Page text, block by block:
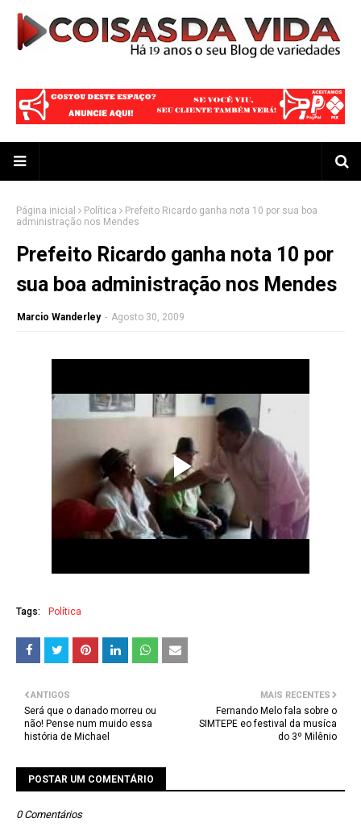
Página inicial Política
Prefeito Ricardo ganha nota 10 por sua boa
administração nos Mendes
Prefeito Ricardo ganha nota 10 por
sua boa administração nos Mendes
Marcio Wanderley - Agosto 30, 2009
Tags: Política
MAIS RECENTES
Fernando Melo fala sobre o
SIMTEPE eo festival da musíca
do 3º Milênio
ANTIGOS
Será que o danado morreu ou
não! Pense num muido essa
história de Michael
POSTAR UM COMENTÁRIO
0 Comentários